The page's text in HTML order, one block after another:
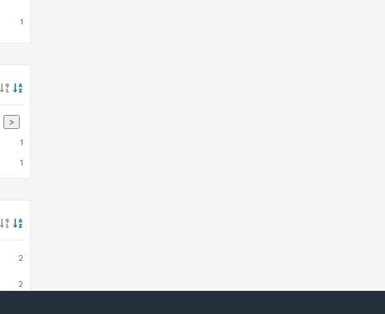
1
>
1
1
2
2